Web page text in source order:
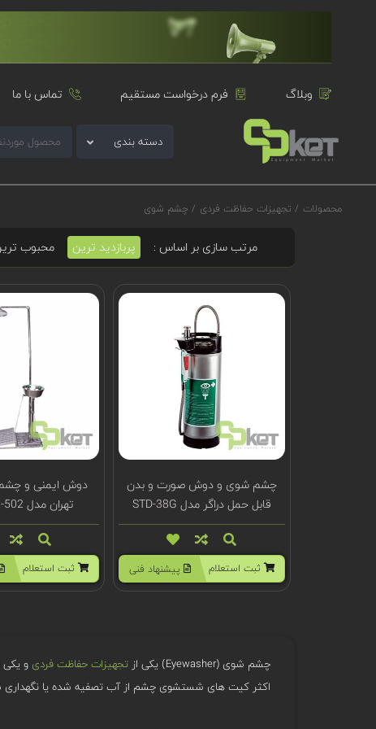
وبلاگ فرم درخواست مستقیم تماس با ما
دسته بندی
محصولات / تجهیزات حفاظت فردی / چشم شوی
مرتب سازی بر اساس : پربازدید ترین محبوب
چشم شوی و دوش صورت و بدن
قابل حمل دراگر مدل STD-38G
ثبت استعلام پیشنهاد فنی
دوش ایمنی و
تهران مدل 502-450 PSS
ثبت استعلام
چشم شوی (Eyewasher) یکی از تجهیزات حفاظت فردی و
اکثر کیت های شستشوی چشم از آب تصفیه شده یا نگهداری